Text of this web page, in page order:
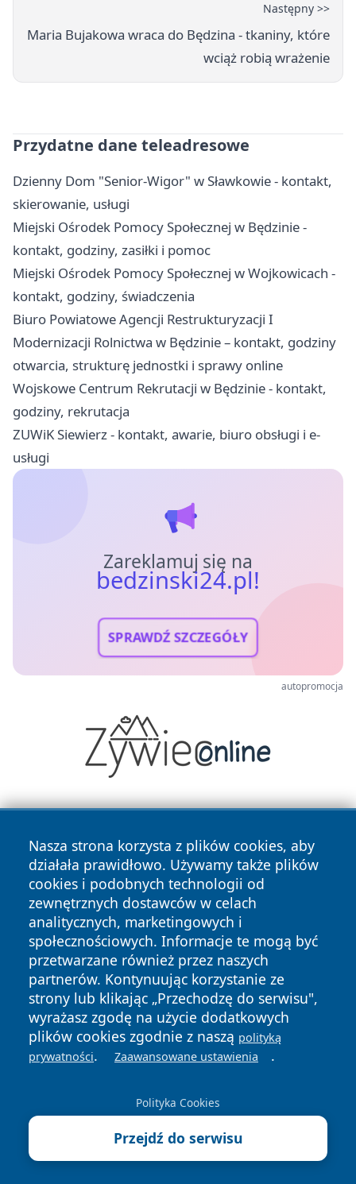
Następny >>
Maria Bujakowa wraca do Będzina - tkaniny, które
wciąż robią wrażenie
Przydatne dane teleadresowe
Dzienny Dom "Senior-Wigor" w Sławkowie - kontakt,
skierowanie, usługi
Miejski Ośrodek Pomocy Społecznej w Będzinie -
kontakt, godziny, zasiłki i pomoc
Miejski Ośrodek Pomocy Społecznej w Wojkowicach -
kontakt, godziny, świadczenia
Biuro Powiatowe Agencji Restrukturyzacji I
Modernizacji Rolnictwa w Będzinie – kontakt, godziny
otwarcia, strukturę jednostki i sprawy online
Wojskowe Centrum Rekrutacji w Będzinie - kontakt,
godziny, rekrutacja
ZUWiK Siewierz - kontakt, awarie, biuro obsługi i e-
usługi
Zareklamuj się na
bedzinski24.pl!
SPRAWDŹ SZCZEGÓŁY
autopromocja
Nasza strona korzysta z plików cookies, aby
działała prawidłowo. Używamy także plików
cookies i podobnych technologii od
zewnętrznych dostawców w celach
analitycznych, marketingowych i
społecznościowych. Informacje te mogą być
przetwarzane również przez naszych
partnerów. Kontynuując korzystanie ze
strony lub klikając „Przechodzę do serwisu",
wyrażasz zgodę na użycie dodatkowych
plików cookies zgodnie z naszą polityką
prywatności. Zaawansowane ustawienia .
Polityka Cookies
Przejdź do serwisu
Copyright © 2026 bedzinski24.pl Wszystkie prawa
zastrzeżone.
News Autorzy
Polityka
Prywatności
Polityka
Cookies